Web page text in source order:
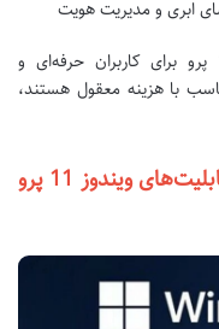
ابری و مدیریت هویت
این ویژگی‌ها باعث می‌شوند که ویندوز 11 پرو برای کاربران حرفه‌ای و
با هزینه معقول هستند،
ویندوز 11 پرو